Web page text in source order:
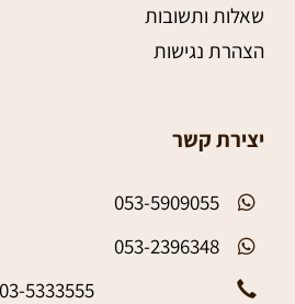
שאלות ותשובות
הצהרת נגישות
יצירת קשר
053-5909055
053-2396348
03-5333555